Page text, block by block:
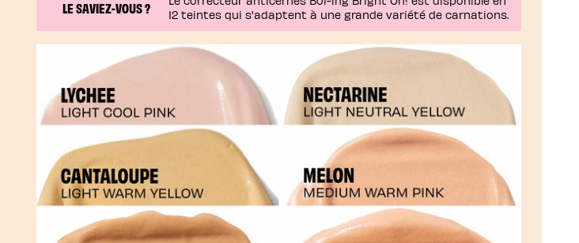
LE SAVIEZ-VOUS ?
12 teintes qui s'adaptent à une grande variété de carnations.